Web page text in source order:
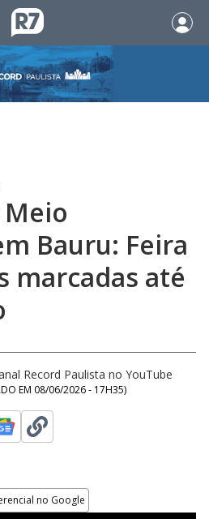
Bauru: Feira
marcadas até
Record Paulista no YouTube
EM 08/06/2026 - 17H35)
no Google